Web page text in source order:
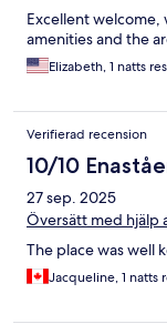
Excellent
amenities and the
Elizabeth, 1 natts
Verifierad recension
10/10
27 sep. 2025
Översätt med hjälp
The place was well
Jacqueline, 1 natts